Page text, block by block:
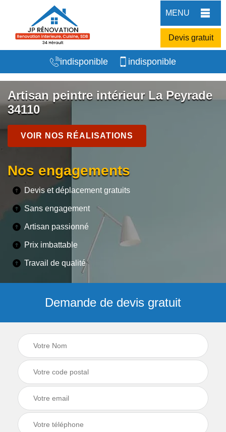
MENU
Devis gratuit
indisponible indisponible
Artisan peintre intérieur La Peyrade
34110
VOIR NOS RÉALISATIONS
Nos engagements
Devis et déplacement gratuits
Sans engagement
Artisan passionné
Prix imbattable
Travail de qualité
Demande de devis gratuit